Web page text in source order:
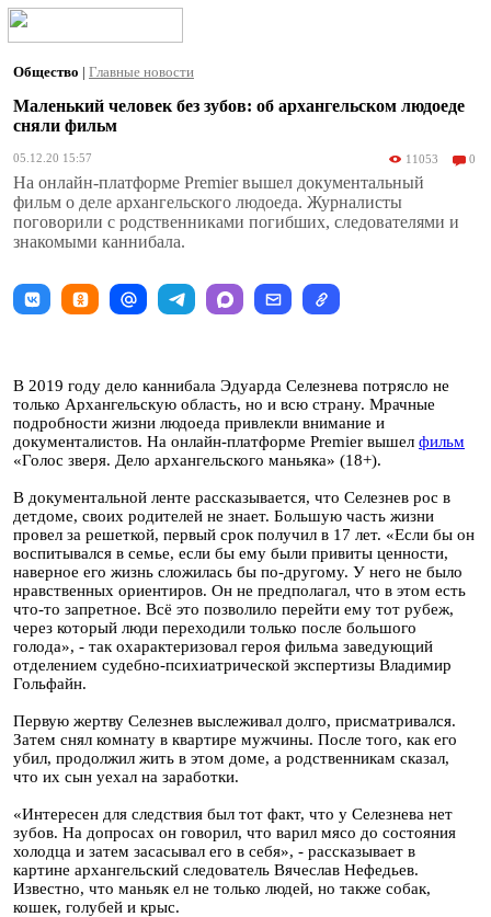
Общество | Главные новости
Маленький человек без зубов: об архангельском людоеде
сняли фильм
05.12.20 15:57 11053 0
На онлайн-платформе Premier вышел документальный
фильм о деле архангельского людоеда. Журналисты
поговорили с родственниками погибших, следователями и
знакомыми каннибала.
В 2019 году дело каннибала Эдуарда Селезнева потрясло не
только Архангельскую область, но и всю страну. Мрачные
подробности жизни людоеда привлекли внимание и
документалистов. На онлайн-платформе Premier вышел фильм
«Голос зверя. Дело архангельского маньяка» (18+).
В документальной ленте рассказывается, что Селезнев рос в
детдоме, своих родителей не знает. Большую часть жизни
провел за решеткой, первый срок получил в 17 лет. «Если бы он
воспитывался в семье, если бы ему были привиты ценности,
наверное его жизнь сложилась бы по-другому. У него не было
нравственных ориентиров. Он не предполагал, что в этом есть
что-то запретное. Всё это позволило перейти ему тот рубеж,
через который люди переходили только после большого
голода», - так охарактеризовал героя фильма заведующий
отделением судебно-психиатрической экспертизы Владимир
Гольфайн.
Первую жертву Селезнев выслеживал долго, присматривался.
Затем снял комнату в квартире мужчины. После того, как его
убил, продолжил жить в этом доме, а родственникам сказал,
что их сын уехал на заработки.
«Интересен для следствия был тот факт, что у Селезнева нет
зубов. На допросах он говорил, что варил мясо до состояния
холодца и затем засасывал его в себя», - рассказывает в
картине архангельский следователь Вячеслав Нефедьев.
Известно, что маньяк ел не только людей, но также собак,
кошек, голубей и крыс.